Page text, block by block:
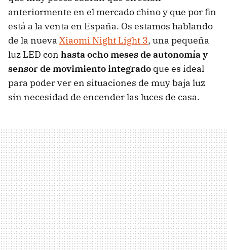
anteriormente en el mercado chino y que por fin
está a la venta en España. Os estamos hablando
de la nueva Xiaomi Night Light 3, una pequeña
luz LED con hasta ocho meses de autonomía y
sensor de movimiento integrado que es ideal
para poder ver en situaciones de muy baja luz
sin necesidad de encender las luces de casa.